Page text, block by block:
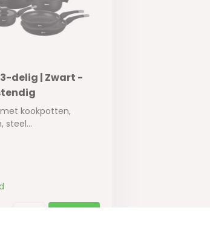
delig | Zwart -
kookpotten,
steel...